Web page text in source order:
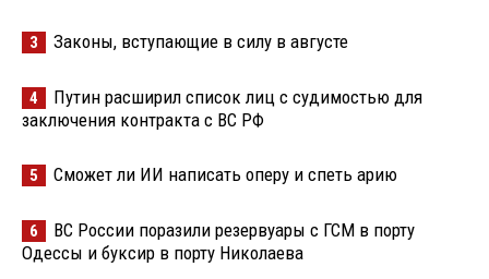
3 Законы, вступающие в силу в августе
4
Путин расширил список лиц с судимостью для
заключения контракта с ВС РФ
5 Сможет ли ИИ написать оперу и спеть арию
6
ВС России поразили резервуары с ГСМ в порту
Одессы и буксир в порту Николаева